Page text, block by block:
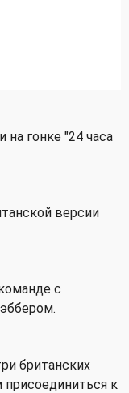
на гонке "24 часа
версии
с
британских
присоединиться к